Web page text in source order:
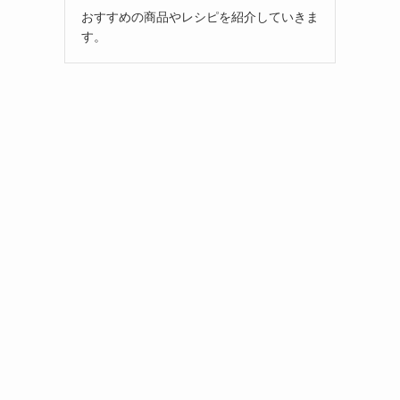
おすすめの商品やレシピを紹介していきま
す。